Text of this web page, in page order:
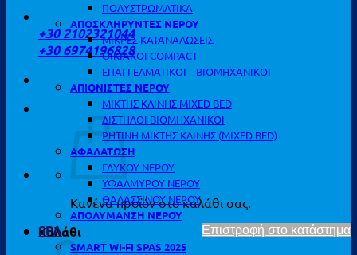
ΚΑΛΕΣΤΕ ΜΑΣ
+30 2102321044
+30 6974196828
Κανένα προϊόν στο καλάθι σας.
Επιστροφή στο κατάστημα
Καλάθι
ΠΟΛΥΣΤΡΩΜΑΤΙΚΑ
ΑΠΟΣΚΛΗΡΥΝΤΕΣ ΝΕΡΟΥ
ΜΙΚΡΕΣ ΚΑΤΑΝΑΛΩΣΕΙΣ
ΟΙΚΙΑΚΟΙ COMPACT
ΕΠΑΓΓΕΛΜΑΤΙΚΟΙ – ΒΙΟΜΗΧΑΝΙΚΟΙ
ΑΠΙΟΝΙΣΤΕΣ ΝΕΡΟΥ
ΜΙΚΤΗΣ ΚΛΙΝΗΣ MIXED BED
ΔΙΣΤΗΛΟΙ ΒΙΟΜΗΧΑΝΙΚΟΙ
ΡΗΤΙΝΗ ΜΙΚΤΗΣ ΚΛΙΝΗΣ (MIXED BED)
ΑΦΑΛΑΤΩΣΗ
ΓΛΥΚΟΥ ΝΕΡΟΥ
ΥΦΑΛΜΥΡΟΥ ΝΕΡΟΥ
ΘΑΛΑΣΣΙΝΟΥ ΝΕΡΟΥ
ΑΠΟΛΥΜΑΝΣΗ ΝΕΡΟΥ
SPA
SMART WI-FI SPAS 2025